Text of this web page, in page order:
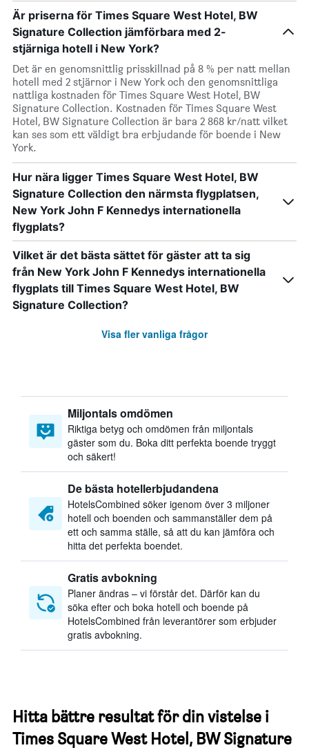
Är priserna för Times Square West Hotel, BW
Signature Collection jämförbara med 2-
stjärniga hotell i New York?
Det är en genomsnittlig prisskillnad på 8 % per natt mellan
hotell med 2 stjärnor i New York och den genomsnittliga
nattliga kostnaden för Times Square West Hotel, BW
Signature Collection. Kostnaden för Times Square West
Hotel, BW Signature Collection är bara 2 868 kr/natt vilket
kan ses som ett väldigt bra erbjudande för boende i New
York.
Hur nära ligger Times Square West Hotel, BW
Signature Collection den närmsta flygplatsen,
New York John F Kennedys internationella
flygplats?
Vilket är det bästa sättet för gäster att ta sig
från New York John F Kennedys internationella
flygplats till Times Square West Hotel, BW
Signature Collection?
Visa fler vanliga frågor
Miljontals omdömen
Riktiga betyg och omdömen från miljontals
gäster som du. Boka ditt perfekta boende tryggt
och säkert!
De bästa hotellerbjudandena
HotelsCombined söker igenom över 3 miljoner
hotell och boenden och sammanställer dem på
ett och samma ställe, så att du kan jämföra och
hitta det perfekta boendet.
Gratis avbokning
Planer ändras – vi förstår det. Därför kan du
söka efter och boka hotell och boende på
HotelsCombined från leverantörer som erbjuder
gratis avbokning.
Hitta bättre resultat för din vistelse i
Times Square West Hotel, BW Signature